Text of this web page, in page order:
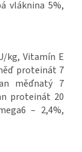
vláknina 5%,
kg, Vitamín E
proteinát 7
měďnatý 7
proteinát 20
– 2,4%,